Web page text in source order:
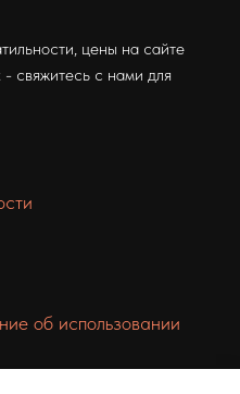
цены на сайте
- свяжитесь с нами для
об использовании